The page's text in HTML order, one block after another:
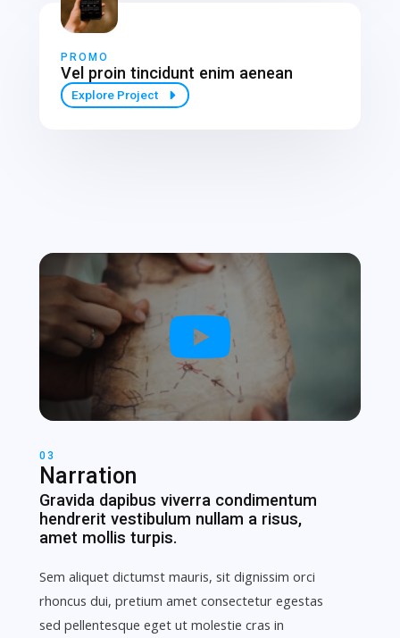
PROMO
Vel proin tincidunt enim aenean
Explore Project
03
Narration
Gravida dapibus viverra condimentum
hendrerit vestibulum nullam a risus,
amet mollis turpis.
Sem aliquet dictumst mauris, sit dignissim orci
rhoncus dui, pretium amet consectetur egestas
sed pellentesque eget ut molestie cras in